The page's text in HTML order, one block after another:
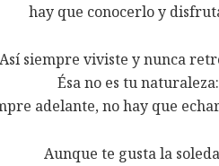
hay que conocerlo y
Así siempre viviste y nunca
Ésa no es tu naturaleza:
adelante, no hay que
Aunque te gusta la